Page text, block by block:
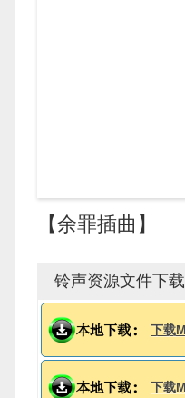
【余罪插曲】
铃声资源文件下载
下载
下载